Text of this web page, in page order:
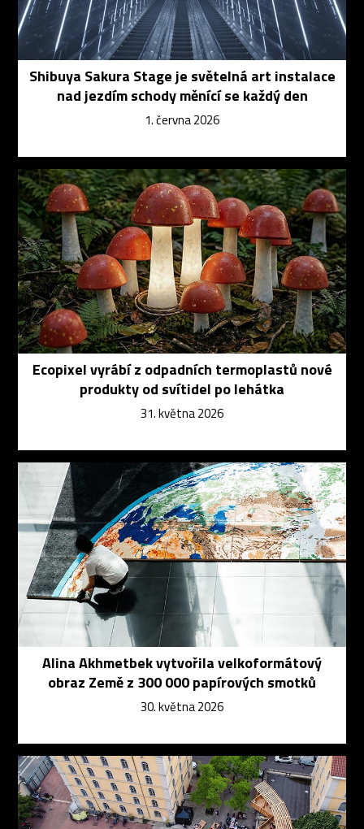
Shibuya Sakura Stage je světelná art instalace
nad jezdím schody měnící se každý den
1. června 2026
Ecopixel vyrábí z odpadních termoplastů nové
produkty od svítidel po lehátka
31. května 2026
Alina Akhmetbek vytvořila velkoformátový
obraz Země z 300 000 papírových smotků
30. května 2026